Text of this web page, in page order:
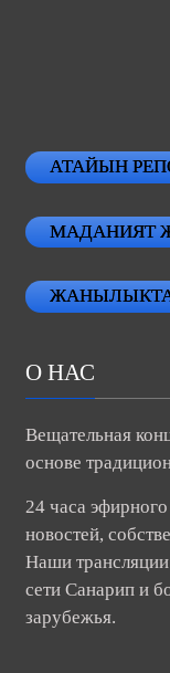
АТАЙЫН
МАДАНИЯТ
О НАС
Вещательная
основе
24 часа
новостей,
Наши
сети Санарип и
зарубежья.